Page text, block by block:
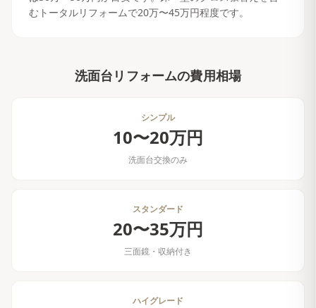
むトータルリフォームで20万〜45万円程度です。
洗面台リフォームの費用相場
シンプル
10〜20万円
洗面台交換のみ
スタンダード
20〜35万円
三面鏡・収納付き
ハイグレード